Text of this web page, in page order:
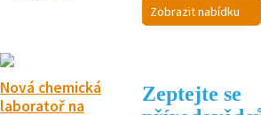
Nová chemická
laboratoř na
Zobrazit nabídku
Zeptejte se